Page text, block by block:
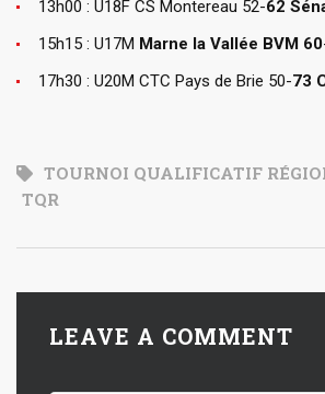
13h00 : U18F CS Montereau 52-62
15h15 : U17M Marne la Vallée BVM 60
17h30 : U20M CTC Pays de Brie 50-73
TOURNOI QUALIFICATIF
TQR
LEAVE A COMMENT